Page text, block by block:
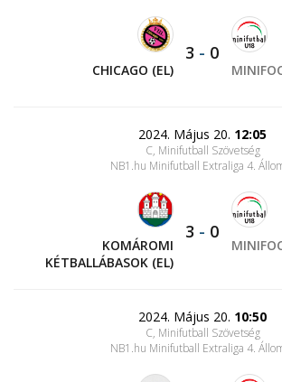
CHICAGO (EL)
3 - 0
2024. Május 20. 12:05
C, Minifutball Szövetség
NB1.hu Minifutball Extraliga 4.
KOMÁROMI
KÉTBALLÁBASOK (EL)
3 - 0
2024. Május 20. 10:50
C, Minifutball Szövetség
NB1.hu Minifutball Extraliga 4.